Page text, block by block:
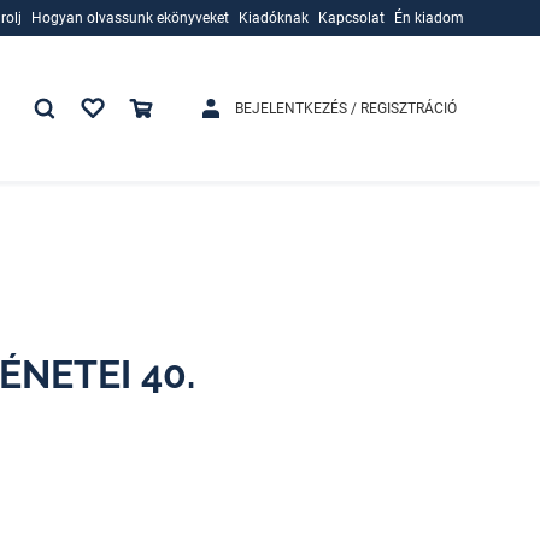
Hogyan olvassunk ekönyveket
Kiadóknak
Kapcsolat Én kiadom
BEJELENTKEZÉS / REGISZTRÁCIÓ
40.